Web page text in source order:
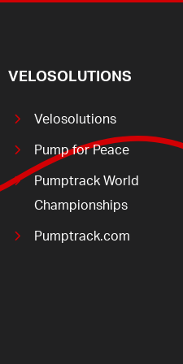
VELOSOLUTIONS
Velosolutions
Pump for Peace
Pumptrack World
Championships
Pumptrack.com